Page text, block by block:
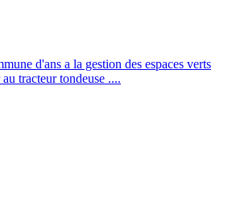
d'ans a la gestion des espaces verts
tracteur tondeuse ....